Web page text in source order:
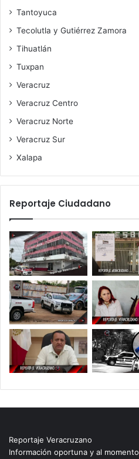
Tantoyuca
Tecolutla y Gutiérrez Zamora
Tihuatlán
Tuxpan
Veracruz
Veracruz Centro
Veracruz Norte
Veracruz Sur
Xalapa
Reportaje Ciudadano
Reportaje Veracruzano
Información oportuna y al momento